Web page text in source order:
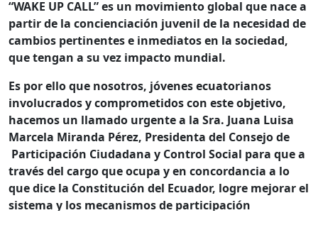
“WAKE UP CALL” es un movimiento global que nace a
partir de la concienciación juvenil de la necesidad de
cambios pertinentes e inmediatos en la sociedad,
que tengan a su vez impacto mundial.
Es por ello que nosotros, jóvenes ecuatorianos
involucrados y comprometidos con este objetivo,
hacemos un llamado urgente a la Sra. Juana Luisa
Marcela Miranda Pérez, Presidenta del Consejo de
Participación Ciudadana y Control Social para que a
través del cargo que ocupa y en concordancia a lo
que dice la Constitución del Ecuador, logre mejorar el
sistema y los mecanismos de participación